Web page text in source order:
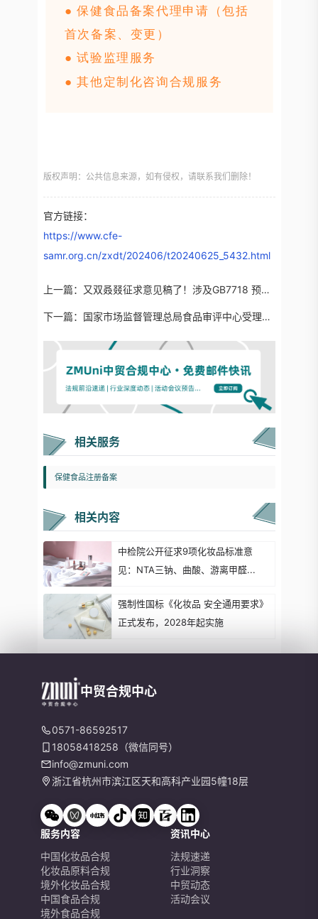
● 保健食品备案代理申请（包括
首次备案、变更）
● 试验监理服务
● 其他定制化咨询合规服务
版权声明：公共信息来源，如有侵权，请联系我们删除！
官方链接：
https://www.cfe-
samr.org.cn/zxdt/202406/t20240625_5432.html
上一篇： 又双叒叕征求意见稿了！涉及GB7718 预包装食品标签通则等14项食品安全国家标准（一键下载）
下一篇： 国家市场监督管理总局食品审评中心受理大厅迁址公告
相关服务
保健食品注册备案
相关内容
中检院公开征求9项化妆品标准意
见：NTA三钠、曲酸、游离甲醛...
强制性国标《化妆品 安全通用要求》
正式发布，2028年起实施
中贸合规中心
0571-86592517
18058418258（微信同号）
info@zmuni.com
浙江省杭州市滨江区天和高科产业园5幢18层
服务内容
中国化妆品合规
化妆品原料合规
境外化妆品合规
中国食品合规
境外食品合规
资讯中心
法规速递
行业洞察
中贸动态
活动会议